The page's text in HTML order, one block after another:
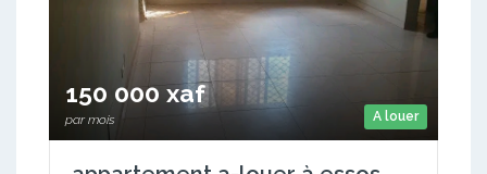
A louer
150 000 xaf
par mois